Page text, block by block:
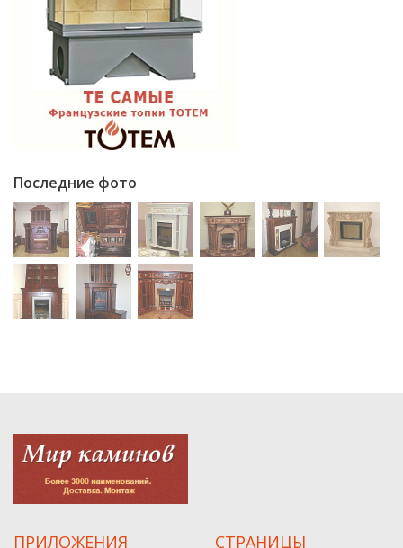
Последние фото
ПРИЛОЖЕНИЯ СТРАНИЦЫ